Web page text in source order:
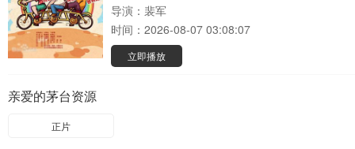
导演： 裴军
时间： 2026-08-07 03:08:07
立即播放
亲爱的茅台资源
正片